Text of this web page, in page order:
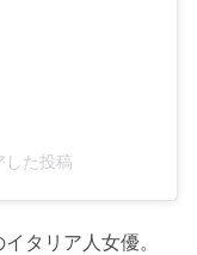
した投稿
タリア人女優。